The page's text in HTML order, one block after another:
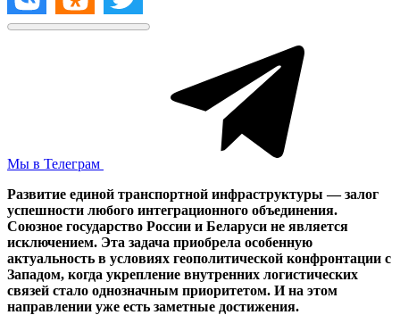
Мы в Телеграм
Развитие единой транспортной инфраструктуры — залог
успешности любого интеграционного объединения.
Союзное государство России и Беларуси не является
исключением. Эта задача приобрела особенную
актуальность в условиях геополитической конфронтации с
Западом, когда укрепление внутренних логистических
связей стало однозначным приоритетом. И на этом
направлении уже есть заметные достижения.